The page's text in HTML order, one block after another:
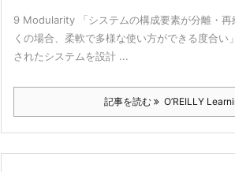
9 Modularity 「システムの構成要素が分離・再
くの場合、柔軟で多様な使い方ができる度合い
されたシステムを設計 ...
記事を読む O’REILLY